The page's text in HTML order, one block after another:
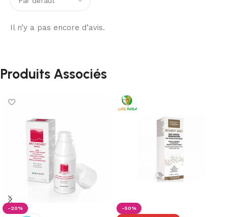
Il n’y a pas encore d’avis.
Produits Associés
-20%
-50%